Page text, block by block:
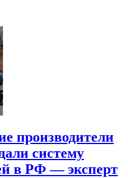
производители
систему
в РФ — эксперт